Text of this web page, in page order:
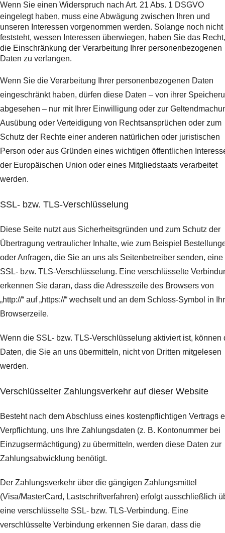
Wenn Sie einen Widerspruch nach Art. 21 Abs. 1 DSGVO
eingelegt haben, muss eine Abwägung zwischen Ihren und
unseren Interessen vorgenommen werden. Solange noch nicht
feststeht, wessen Interessen überwiegen, haben Sie das Recht,
die Einschränkung der Verarbeitung Ihrer personenbezogenen
Daten zu verlangen.
Wenn Sie die Verarbeitung Ihrer personenbezogenen Daten
eingeschränkt haben, dürfen diese Daten – von ihrer
abgesehen – nur mit Ihrer Einwilligung oder zur
Ausübung oder Verteidigung von Rechtsansprüchen oder zum
Schutz der Rechte einer anderen natürlichen oder juristischen
Person oder aus Gründen eines wichtigen öffentlichen
der Europäischen Union oder eines Mitgliedstaats verarbeitet
werden.
SSL- bzw. TLS-Verschlüsselung
Diese Seite nutzt aus Sicherheitsgründen und zum Schutz der
Übertragung vertraulicher Inhalte, wie zum Beispiel
oder Anfragen, die Sie an uns als Seitenbetreiber senden, eine
SSL- bzw. TLS-Verschlüsselung. Eine verschlüsselte
erkennen Sie daran, dass die Adresszeile des Browsers von
„http://“ auf „https://“ wechselt und an dem Schloss-Symbol in
Browserzeile.
Wenn die SSL- bzw. TLS-Verschlüsselung aktiviert ist, können
Daten, die Sie an uns übermitteln, nicht von Dritten mitgelesen
werden.
Verschlüsselter Zahlungsverkehr auf dieser Website
Besteht nach dem Abschluss eines kostenpflichtigen Vertrags
Verpflichtung, uns Ihre Zahlungsdaten (z. B. Kontonummer bei
Einzugsermächtigung) zu übermitteln, werden diese Daten zur
Zahlungsabwicklung benötigt.
Der Zahlungsverkehr über die gängigen Zahlungsmittel
(Visa/MasterCard, Lastschriftverfahren) erfolgt ausschließlich
eine verschlüsselte SSL- bzw. TLS-Verbindung. Eine
verschlüsselte Verbindung erkennen Sie daran, dass die